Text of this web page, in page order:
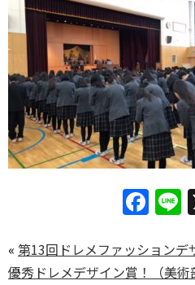
« 第13回ドレメファッションデ
優秀ドレメデザイン賞！（美術